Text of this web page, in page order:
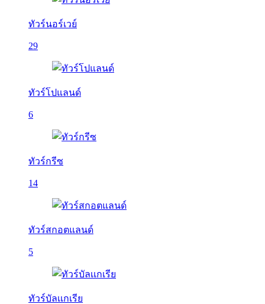
ทัวร์นอร์เวย์
29
ทัวร์โปแลนด์
6
ทัวร์กรีซ
14
ทัวร์สกอตแลนด์
5
ทัวร์บัลเเกเรีย